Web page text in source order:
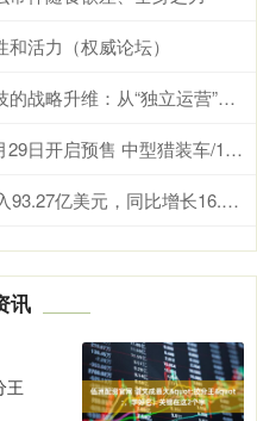
活力（权威论坛）
股票配资手续费平台 华鼎冷链科技的战略升维：从“独立运营”到“集团化协同”
金多港配资平台 领克07GT将于6月29日开启预售 中型猎装车/1.5T插混系统
优益配官网 中芯国际：2025年收入93.27亿美元，同比增长16.2%
讯
王